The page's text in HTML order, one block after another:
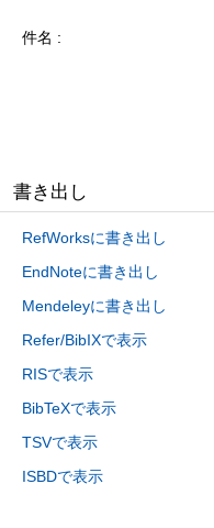
件名
書き出し
RefWorksに書き出し
EndNoteに書き出し
Mendeleyに書き出し
Refer/BibIXで表示
RISで表示
BibTeXで表示
TSVで表示
ISBDで表示